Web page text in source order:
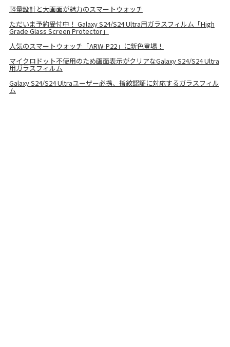
軽量設計と大画面が魅力のスマートウォッチ
ただいま予約受付中！ Galaxy S24/S24 Ultra用ガラスフィルム「High
Grade Glass Screen Protector」
人気のスマートウォッチ「ARW-P22」に新色登場！
マイクロドット不使用のため画面表示がクリアなGalaxy S24/S24 Ultra
用ガラスフィルム
Galaxy S24/S24 Ultraユーザー必携、指紋認証に対応するガラスフィル
ム